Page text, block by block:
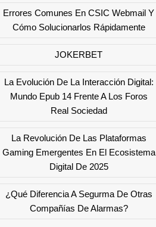
Errores Comunes En CSIC Webmail Y
Cómo Solucionarlos Rápidamente
JOKERBET
La Evolución De La Interacción Digital:
Mundo Epub 14 Frente A Los Foros
Real Sociedad
La Revolución De Las Plataformas
Gaming Emergentes En El Ecosistema
Digital De 2025
¿Qué Diferencia A Segurma De Otras
Compañías De Alarmas?